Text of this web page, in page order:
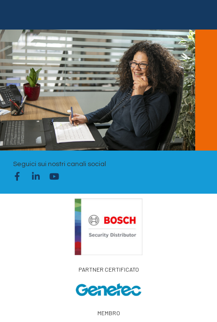
PARTNER CERTIFICATO
MEMBRO
Seguici sui nostri canali social